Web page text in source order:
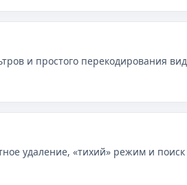
и простого перекодирования
удаление, «тихий» режим и поиск